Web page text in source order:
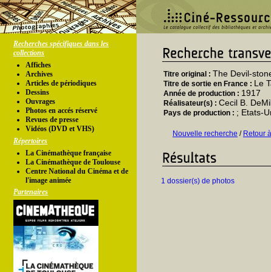
Recherches spécifiques dans les
collections
Affiches
Archives
Articles de périodiques
Dessins
Ouvrages
Photos en accés réservé
Revues de presse
Vidéos (DVD et VHS)
Répertoires
La Cinémathèque française
La Cinémathèque de Toulouse
Centre National du Cinéma et de
l'image animée
Partenaires
Titre original : The Devil-
Titre de sortie en France : Le
Année de production : 1917
Réalisateur(s) : Cecil B.
Pays de production : ; Etats-
Nouvelle recherche / Retour
1 dossier(s) de photos